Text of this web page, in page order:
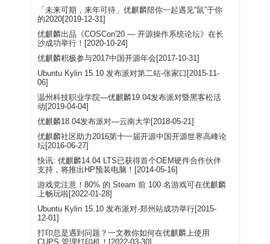
「未来可期，来年可待」优麒麟陪你一起遇见“鼠”于你
的2020[2019-12-31]
优麒麟出品《COSCon'20 — 开源操作系统论坛》在长
沙成功举行！[2020-10-24]
优麒麟积极参与2017中国开源年会[2017-10-31]
Ubuntu Kylin 15.10 发布派对第二站-张家口[2015-11-
06]
温州科技职业学院—优麒麟19.04发布派对暨黑客松活
动[2019-04-04]
优麒麟18.04发布派对—云南大学[2018-05-21]
优麒麟社区助力2016第十一届开源中国开源世界高峰论
坛[2016-06-27]
快讯: 优麒麟14.04 LTS已获得首个OEM硬件合作伙伴
支持，将推出HP预装电脑！[2014-05-16]
游戏党注意！80% 的 Steam 前 100 名游戏可在优麒麟
上畅玩啦[2022-01-28]
Ubuntu Kylin 15.10 发布派对-郑州站成功举行[2015-
12-01]
打印总是遇到问题？一文教你如何在优麒麟上使用
CUPS 管理打印机！​[2022-03-30]